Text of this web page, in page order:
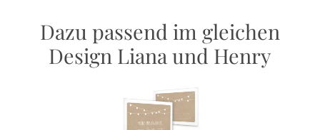
Dazu passend im gleichen
Design Liana und Henry